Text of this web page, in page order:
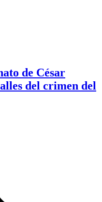
de César
del crimen del